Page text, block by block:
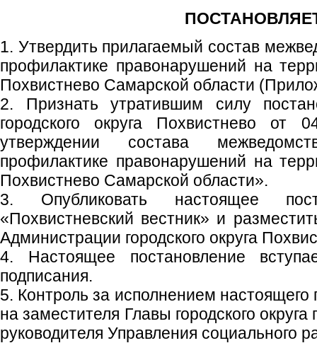
1. Утвердить прилагаемый состав
профилактике правонарушений на
Похвистнево Самарской области
2. Признать утратившим силу
городского округа Похвистнево
утверждении состава
профилактике правонарушений на
Похвистнево Самарской области».
3. Опубликовать настоящее
«Похвистневский вестник» и
Администрации городского округа
4. Настоящее постановление
подписания.
5. Контроль за исполнением настоящего
на заместителя Главы городского
руководителя Управления социального